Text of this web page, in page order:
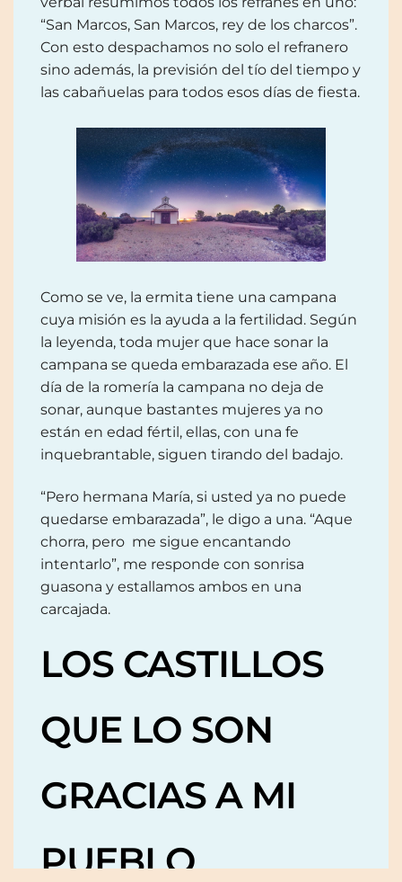
“San Marcos, San Marcos, rey de los charcos”.
Con esto despachamos no solo el refranero
sino además, la previsión del tío del tiempo y
las cabañuelas para todos esos días de fiesta.
Como se ve, la ermita tiene una campana
cuya misión es la ayuda a la fertilidad. Según
la leyenda, toda mujer que hace sonar la
campana se queda embarazada ese año. El
día de la romería la campana no deja de
sonar, aunque bastantes mujeres ya no
están en edad fértil, ellas, con una fe
inquebrantable, siguen tirando del badajo.
“Pero hermana María, si usted ya no puede
quedarse embarazada”, le digo a una. “Aque
chorra, pero me sigue encantando
intentarlo”, me responde con sonrisa
guasona y estallamos ambos en una
carcajada.
LOS CASTILLOS
QUE LO SON
GRACIAS A MI
PUEBLO